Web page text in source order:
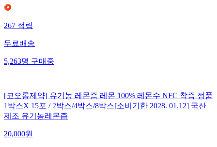
267 적립
무료배송
5,263명 구매중
[코오롱제약] 유기농 레몬즙 레몬 100% 레몬수 NFC 착즙 정품
1박스X 15포 / 2박스/4박스/8박스[소비기한 2028. 01.12] 국산
제조 유기농레몬즙
20,000원